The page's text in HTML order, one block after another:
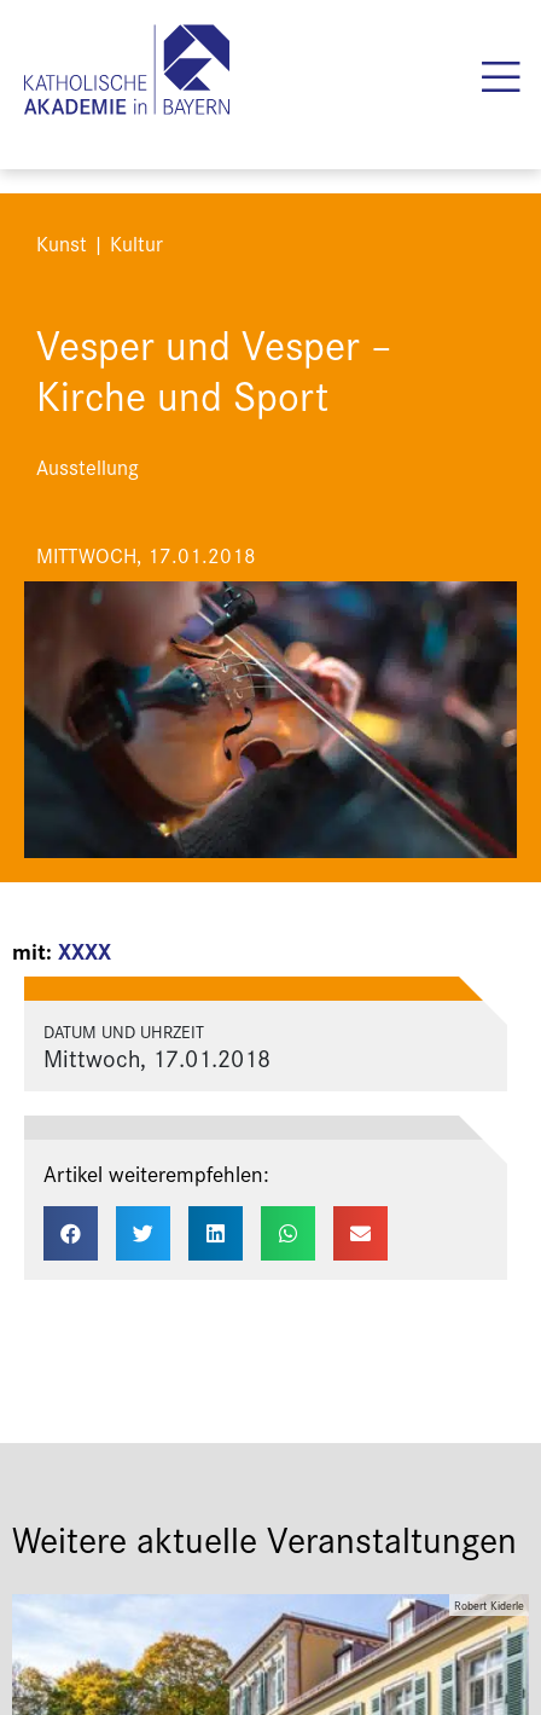
Kunst | Kultur
Vesper und Vesper –
Kirche und Sport
Ausstellung
MITTWOCH, 17.01.2018
mit: XXXX
DATUM UND UHRZEIT
Mittwoch, 17.01.2018
Artikel weiterempfehlen:
Weitere aktuelle Veranstaltungen
Robert Kiderle